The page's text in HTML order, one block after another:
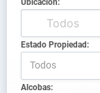
Ubicación:
Estado Propiedad:
Todos
Alcobas: